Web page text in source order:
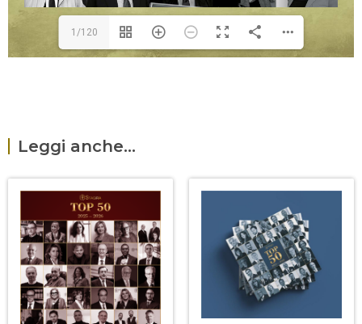
1/120
Leggi anche...